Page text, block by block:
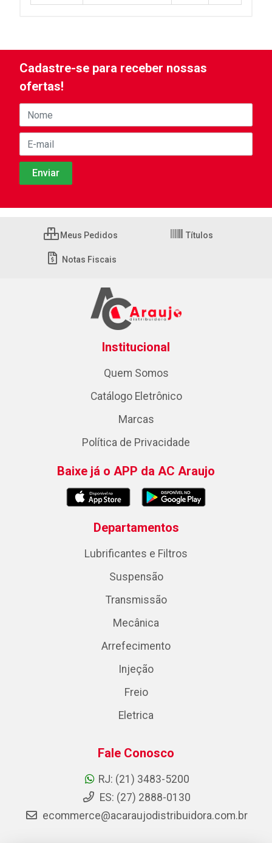
Cadastre-se para receber nossas
ofertas!
Meus Pedidos Títulos
Notas Fiscais
Institucional
Quem Somos
Catálogo Eletrônico
Marcas
Política de Privacidade
Baixe já o APP da AC Araujo
Departamentos
Lubrificantes e Filtros
Suspensão
Transmissão
Mecânica
Arrefecimento
Injeção
Freio
Eletrica
Fale Conosco
RJ: (21) 3483-5200
ES: (27) 2888-0130
ecommerce@acaraujodistribuidora.com.br